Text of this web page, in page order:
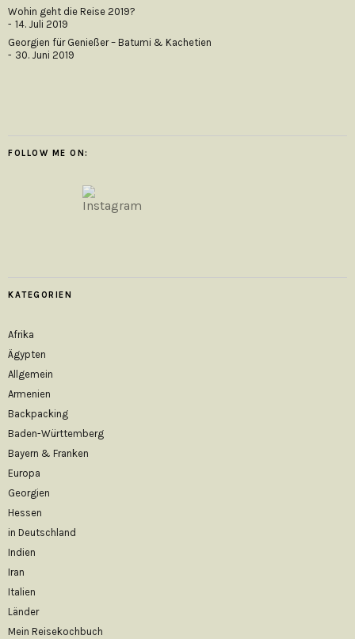
Wohin geht die Reise 2019?
14. Juli 2019
Georgien für Genießer – Batumi & Kachetien
30. Juni 2019
FOLLOW ME ON:
KATEGORIEN
Afrika
Ägypten
Allgemein
Armenien
Backpacking
Baden-Württemberg
Bayern & Franken
Europa
Georgien
Hessen
in Deutschland
Indien
Iran
Italien
Länder
Mein Reisekochbuch